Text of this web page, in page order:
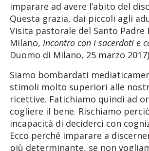
imparare ad avere l’abito del
Questa grazia, dai piccoli agli
Visita pastorale del Santo Padre
Milano, Incontro con i sacerdoti e
Duomo di Milano, 25 marzo
Siamo bombardati
stimoli molto superiori alle
ricettive. Fatichiamo quindi ad
cogliere il bene. Rischiamo
incapacità di deciderci con
Ecco perché imparare a
più determinante, se non